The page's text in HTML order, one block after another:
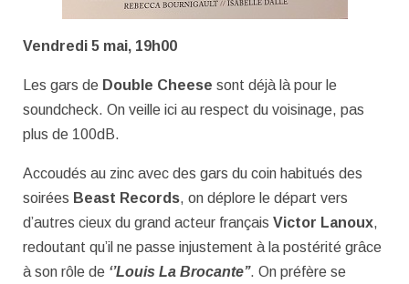
Vendredi 5 mai, 19h00
Les gars de Double Cheese sont déjà là pour le
soundcheck. On veille ici au respect du voisinage, pas
plus de 100dB.
Accoudés au zinc avec des gars du coin habitués des
soirées Beast Records, on déplore le départ vers
d’autres cieux du grand acteur français Victor Lanoux,
redoutant qu’il ne passe injustement à la postérité grâce
à son rôle de ‘’Louis La Brocante’’. On préfère se